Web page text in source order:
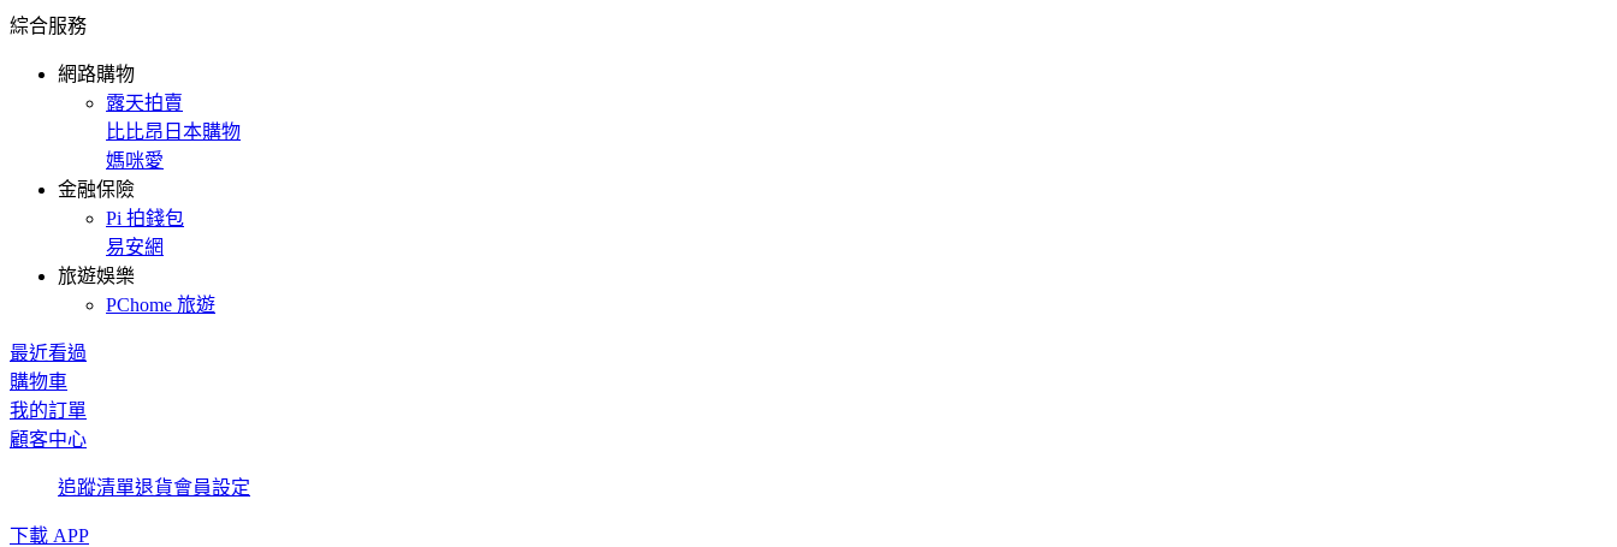
綜合服務
網路購物
露天拍賣
比比昂日本購物
媽咪愛
金融保險
Pi 拍錢包
易安網
旅遊娛樂
PChome 旅遊
最近看過
購物車
我的訂單
顧客中心
追蹤清單退貨會員設定
下載 APP